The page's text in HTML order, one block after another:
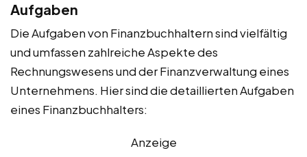
Aufgaben
Die Aufgaben von Finanzbuchhaltern sind vielfältig
und umfassen zahlreiche Aspekte des
Rechnungswesens und der Finanzverwaltung eines
Unternehmens. Hier sind die detaillierten Aufgaben
eines Finanzbuchhalters:
Anzeige